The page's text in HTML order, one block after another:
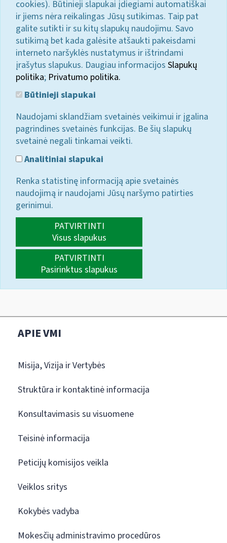
cookies). Būtinieji slapukai įdiegiami automatiškai
ir jiems nėra reikalingas Jūsų sutikimas. Taip pat
galite sutikti ir su kitų slapukų naudojimu. Savo
sutikimą bet kada galėsite atšaukti pakeisdami
interneto naršyklės nustatymus ir ištrindami
įrašytus slapukus. Daugiau informacijos Slapukų
politika; Privatumo politika.
Būtinieji slapukai
Naudojami sklandžiam svetainės veikimui ir įgalina
pagrindines svetainės funkcijas. Be šių slapukų
svetainė negali tinkamai veikti.
Analitiniai slapukai
Renka statistinę informaciją apie svetainės
naudojimą ir naudojami Jūsų naršymo patirties
gerinimui.
PATVIRTINTI
Visus slapukus
PATVIRTINTI
Pasirinktus slapukus
APIE VMI
Misija, Vizija ir Vertybės
Struktūra ir kontaktinė informacija
Konsultavimasis su visuomene
Teisinė informacija
Peticijų komisijos veikla
Veiklos sritys
Kokybės vadyba
Mokesčių administravimo procedūros